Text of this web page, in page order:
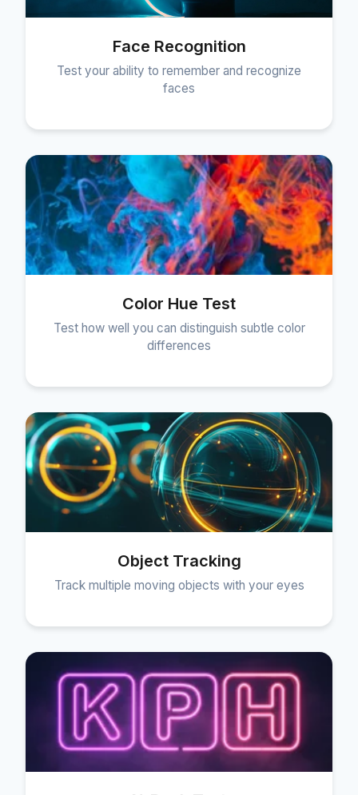
Face Recognition
Test your ability to remember and recognize
faces
Color Hue Test
Test how well you can distinguish subtle color
differences
Object Tracking
Track multiple moving objects with your eyes